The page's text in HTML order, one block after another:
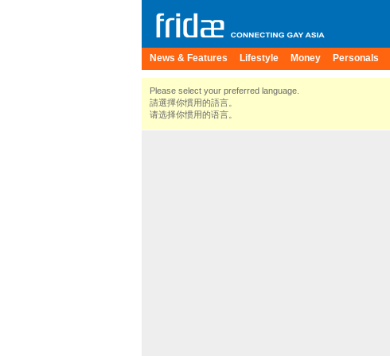
News & Features Lifestyle Money Personals
Please select your preferred language.
請選擇你慣用的語言。
请选择你惯用的语言。